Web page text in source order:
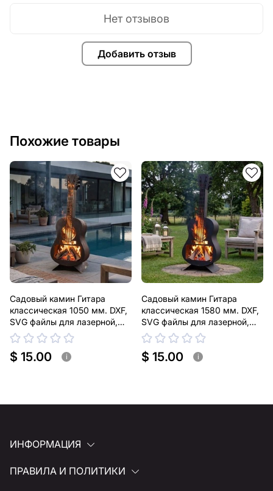
Добавить отзыв
Нет отзывов
Похожие товары
Садовый камин Гитара
классическая 1050 мм. DXF,
SVG файлы для лазерной,
плазменной резки
$ 15.00 i
Садовый камин Гитара
классическая 1580 мм. DXF,
SVG файлы для лазерной,
плазменной резки
$ 15.00 i
ИНФОРМАЦИЯ
ПРАВИЛА И ПОЛИТИКИ